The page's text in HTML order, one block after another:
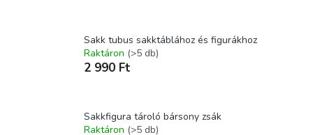
Sakk tubus sakktáblához és figurákhoz
Raktáron (>5 db)
2 990 Ft
Sakkfigura tároló bársony zsák
Raktáron (>5 db)